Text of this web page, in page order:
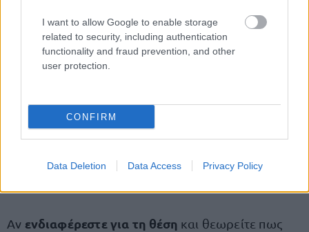
I want to allow Google to enable storage
related to security, including authentication
functionality and fraud prevention, and other
user protection.
CONFIRM
Data Deletion Data Access Privacy Policy
Ομάδες ενεργειών που είναι επιλέξιμες για
συμμετοχή (π.χ. τρέξιμο, πεζοπορία)
Ευκαιρίες εξέλιξης σταδιοδρομίας
ευρύ φάσμα κορυφαίων επαγγελματιών και
μέσω εξατομικευμένων προγραμμάτων
Αν ενδιαφέρεστε για τη θέση και θεωρείτε πως